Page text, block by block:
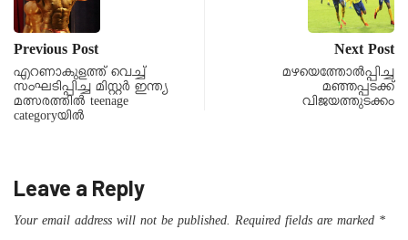
Previous Post
എറണാകുളത്ത് വെച്ച്
സംഘടിപ്പിച്ച മിസ്റ്റർ ഇന്ത്യ
മത്സരത്തിൽ teenage
categoryയിൽ
Next Post
മഴയെത്തോൽപ്പിച്ച
മഞ്ഞപ്പടക്ക്
വിജയത്തുടക്കം
Leave a Reply
Your email address will not be published. Required fields are marked *